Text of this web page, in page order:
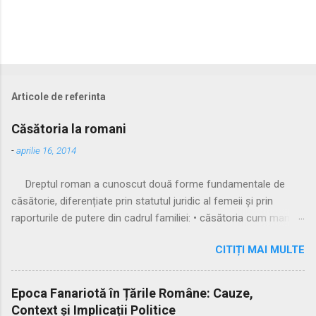
Articole de referinta
Căsătoria la romani
-aprilie 16, 2014
Dreptul roman a cunoscut două forme fundamentale de
căsătorie, diferențiate prin statutul juridic al femeii și prin
raporturile de putere din cadrul familiei: • căsătoria cum manus
și practicată a fost căsătoria cu manus, prin care femeia
trecea sub autoritatea soțului, devenind parte a familiei
acestuia. Spre sfârșitul Republicii, tot mai multe femei au
început să evite această subordonare, trăind în uniuni
CITIȚI MAI MULTE
Epoca Fanariotă în Țările Române: Cauze,
Context și Implicații Politice